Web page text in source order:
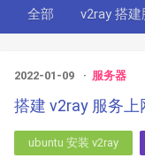
全部 v2ray 搭建
2022-01-09 服务器
搭建 v2ray 服务上
ubuntu 安装 v2ray